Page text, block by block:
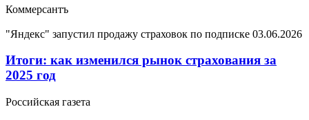
Коммерсантъ
"Яндекс" запустил продажу страховок по подписке 03.06.2026
Итоги: как изменился рынок страхования за
2025 год
Российская газета